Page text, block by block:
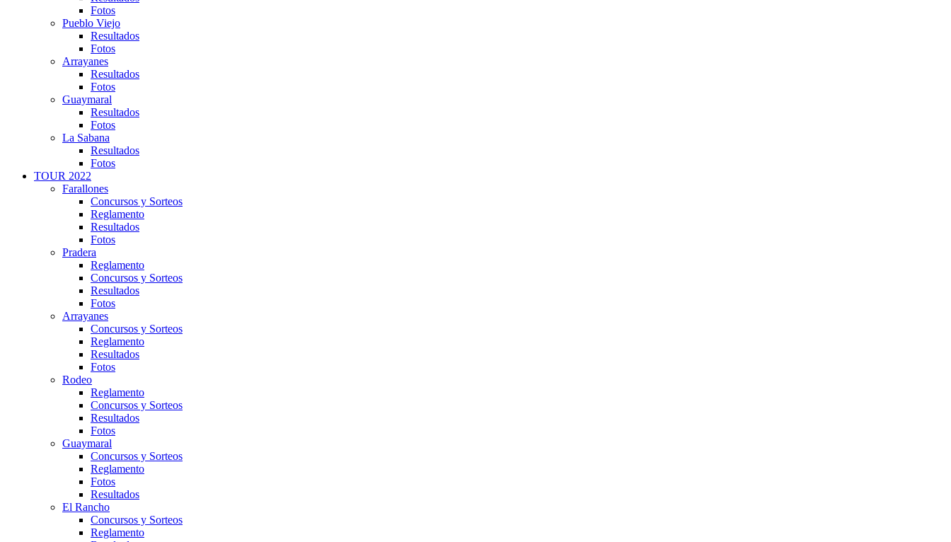
Fotos
Pueblo Viejo
Resultados
Fotos
Arrayanes
Resultados
Fotos
Guaymaral
Resultados
Fotos
La Sabana
Resultados
Fotos
TOUR 2022
Farallones
Concursos y Sorteos
Reglamento
Resultados
Fotos
Pradera
Reglamento
Concursos y Sorteos
Resultados
Fotos
Arrayanes
Concursos y Sorteos
Reglamento
Resultados
Fotos
Rodeo
Reglamento
Concursos y Sorteos
Resultados
Fotos
Guaymaral
Concursos y Sorteos
Reglamento
Fotos
Resultados
El Rancho
Concursos y Sorteos
Reglamento